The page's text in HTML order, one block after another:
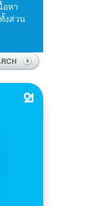
อหา
งส่วน